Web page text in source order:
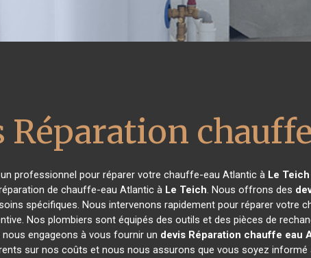
Réparation
professionnel pour réparer votre chauffe-eau Atlantic à Le Teich
de chauffe-eau Atlantic à Le Teich. Nous offrons des
spécifiques. Nous intervenons rapidement pour réparer votre
Nos plombiers sont équipés des outils et des pièces de
engageons à vous fournir un devis Réparation chauffe eau
sur nos coûts et nous nous assurons que vous soyez